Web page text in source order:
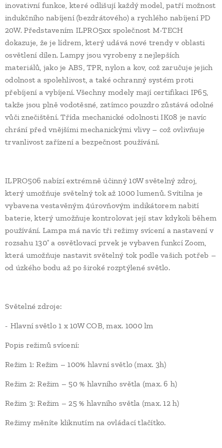
inovativní funkce, které odlišují každý model, patří možnost
indukčního nabíjení (bezdrátového) a rychlého nabíjení PD
20W. Představením ILPRO5xx společnost M-TECH
dokazuje, že je lídrem, který udává nové trendy v oblasti
osvětlení dílen. Lampy jsou vyrobeny z nejlepších
materiálů, jako je ABS, TPR, nylon a kov, což zaručuje jejich
odolnost a spolehlivost, a také ochranný systém proti
přebíjení a vybíjení. Všechny modely mají certifikaci IP65,
takže jsou plně vodotěsné, zatímco pouzdro zůstává odolné
vůči znečištění. Třída mechanické odolnosti IK08 je navíc
chrání před vnějšími mechanickými vlivy – což ovlivňuje
trvanlivost zařízení a bezpečnost používání.
ILPRO506 nabízí extrémně účinný 10W světelný zdroj,
který umožňuje světelný tok až 1000 lumenů. Svítilna je
vybavena vestavěným 4úrovňovým indikátorem nabití
baterie, který umožňuje kontrolovat její stav kdykoli během
používání. Lampa má navíc tři režimy svícení a nastavení v
rozsahu 130˚ a osvětlovací prvek je vybaven funkcí Zoom,
která umožňuje nastavit světelný tok podle vašich potřeb –
od úzkého bodu až po široké rozptýlené světlo.
Světelné zdroje:
- Hlavní světlo 1 x 10W COB, max. 1000 lm
Popis režimů svícení:
Režim 1: Režim – 100% hlavní světlo (max. 3h)
Režim 2: Režim – 50 % hlavního světla (max. 6 h)
Režim 3: Režim – 25 % hlavního světla (max. 12 h)
Režimy měníte kliknutím na ovládací tlačítko.